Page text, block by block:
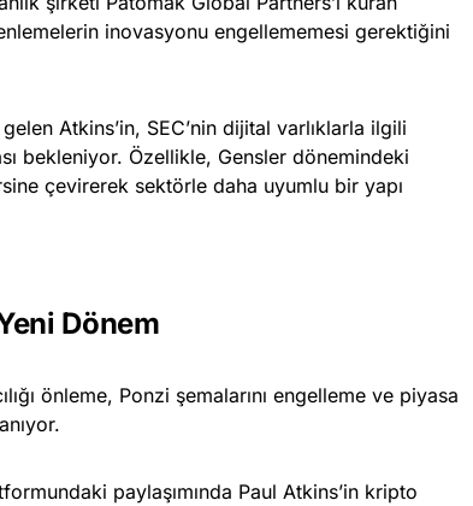
inovasyonu engellememesi gerektiğini
Atkins’in, SEC’nin dijital varlıklarla ilgili
bekleniyor. Özellikle, Gensler dönemindeki
çevirerek sektörle daha uyumlu bir yapı
Dönem
önleme, Ponzi şemalarını engelleme ve piyasa
paylaşımında Paul Atkins’in kripto